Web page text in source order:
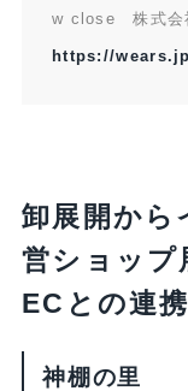
w close 株式会
https://
卸展開から
営ショップ
ECとの連
神棚の里